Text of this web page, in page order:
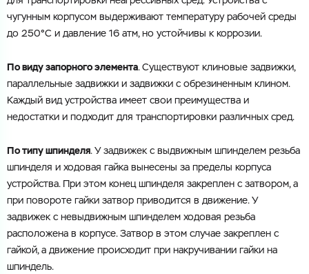
чугунным корпусом выдерживают температуру рабочей среды
до 250°С и давление 16 атм, но устойчивы к коррозии.
По виду запорного элемента. Существуют клиновые задвижки,
параллельные задвижки и задвижки с обрезиненным клином.
Каждый вид устройства имеет свои преимущества и
недостатки и подходит для транспортировки различных сред.
По типу шпинделя. У задвижек с выдвижным шпинделем резьба
шпинделя и ходовая гайка вынесены за пределы корпуса
устройства. При этом конец шпинделя закреплен с затвором, а
при повороте гайки затвор приводится в движение. У
задвижек с невыдвижным шпинделем ходовая резьба
расположена в корпусе. Затвор в этом случае закреплен с
гайкой, а движение происходит при накручивании гайки на
шпиндель.